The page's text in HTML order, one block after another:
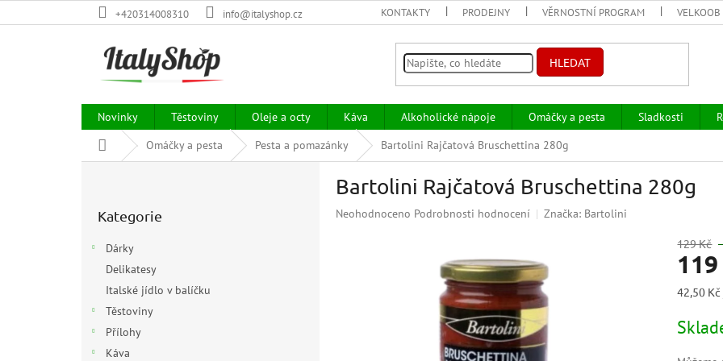
na
+420314008310 info@italyshop.cz KONTAKTY PRODEJNY VĚRNOSTNÍ PROGRAM
HLEDAT
Novinky Těstoviny Oleje a octy Káva Alkoholické nápoje Omáčky a pesta Sladkosti
Domů Omáčky a pesta Pesta a pomazánky Bartolini Rajčatová Bruschettina 280g
kategorie
Kategorie
Dárky
Delikatesy
Italské jídlo v balíčku
Těstoviny
Přílohy
Káva
Bartolini Rajčatová Bruschettina 280g
Průměrné
Neohodnoceno Podrobnosti hodnocení Značka: Bartolini
129 Kč
Měrná
42,50